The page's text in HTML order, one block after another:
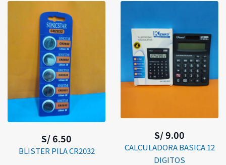
S/ 6.50
BLISTER PILA CR2032
S/ 9.00
CALCULADORA BASICA 12
DIGITOS